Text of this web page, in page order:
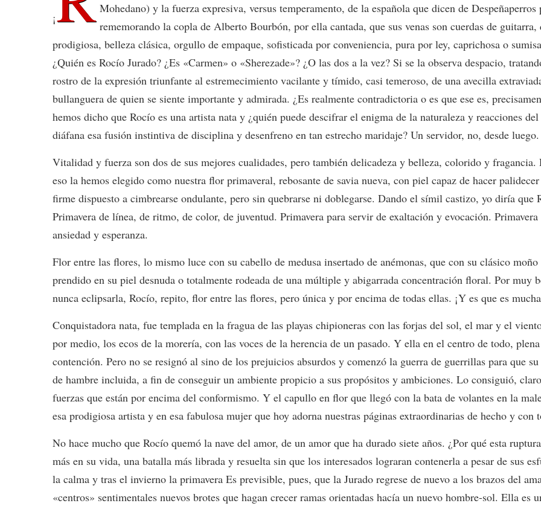
¡
Mohedano) y la fuerza expresiva, versus temperamento, de la española que dicen de
rememorando la copla de Alberto Bourbón, por ella cantada, que sus venas son cuerdas de
prodigiosa, belleza clásica, orgullo de empaque, sofisticada por conveniencia, pura por ley, caprichosa o
¿Quién es Rocío Jurado? ¿Es «Carmen» o «Sherezade»? ¿O las dos a la vez? Si se la observa despacio,
rostro de la expresión triunfante al estremecimiento vacilante y tímido, casi temeroso, de una avecilla
bullanguera de quien se siente importante y admirada. ¿Es realmente contradictoria o es que ese es,
hemos dicho que Rocío es una artista nata y ¿quién puede descifrar el enigma de la naturaleza y reacciones
diáfana esa fusión instintiva de disciplina y desenfreno en tan estrecho maridaje? Un servidor, no, desde luego.
Vitalidad y fuerza son dos de sus mejores cualidades, pero también delicadeza y belleza, colorido y
eso la hemos elegido como nuestra flor primaveral, rebosante de savia nueva, con piel capaz de hacer
firme dispuesto a cimbrearse ondulante, pero sin quebrarse ni doblegarse. Dando el símil castizo, yo diría que
Primavera de línea, de ritmo, de color, de juventud. Primavera para servir de exaltación y evocación.
ansiedad y esperanza.
Flor entre las flores, lo mismo luce con su cabello de medusa insertado de anémonas, que con su clásico
prendido en su piel desnuda o totalmente rodeada de una múltiple y abigarrada concentración floral. Por muy
nunca eclipsarla, Rocío, repito, flor entre las flores, pero única y por encima de todas ellas. ¡Y es que es
Conquistadora nata, fue templada en la fragua de las playas chipioneras con las forjas del sol, el mar y el
por medio, los ecos de la morería, con las voces de la herencia de un pasado. Y ella en el centro de todo,
contención. Pero no se resignó al sino de los prejuicios absurdos y comenzó la guerra de guerrillas para que
de hambre incluida, a fin de conseguir un ambiente propicio a sus propósitos y ambiciones. Lo consiguió,
fuerzas que están por encima del conformismo. Y el capullo en flor que llegó con la bata de volantes en la
esa prodigiosa artista y en esa fabulosa mujer que hoy adorna nuestras páginas extraordinarias de hecho y con
No hace mucho que Rocío quemó la nave del amor, de un amor que ha durado siete años. ¿Por qué esta
más en su vida, una batalla más librada y resuelta sin que los interesados lograran contenerla a pesar de sus
la calma y tras el invierno la primavera Es previsible, pues, que la Jurado regrese de nuevo a los brazos del
«centros» sentimentales nuevos brotes que hagan crecer ramas orientadas hacía un nuevo hombre-sol. Ella